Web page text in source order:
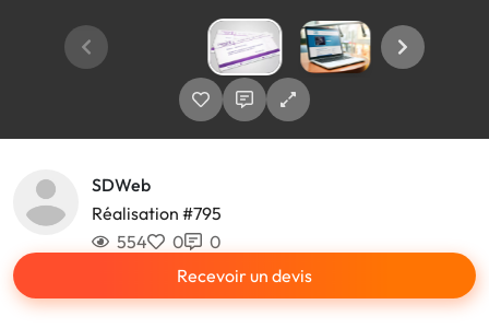
SDWeb
Réalisation #795
554
0
0
Recevoir un devis